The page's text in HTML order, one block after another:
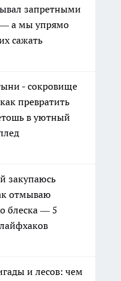
запретными
— а мы упрямо
сажать
- сокровище
превратить
в уютный
закупаюсь
отмываю
блеска — 5
и лесов: чем